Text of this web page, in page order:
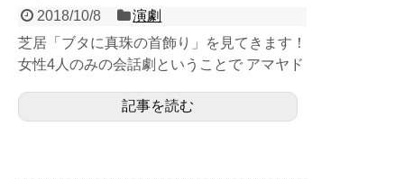
2018/10/8
演劇
芝居「ブタに真珠の首飾り」を見てきます！
女性4人のみの会話劇ということで アマヤド
記事を読む